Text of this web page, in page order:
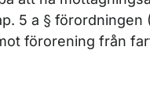
5 a § förordningen
förorening från